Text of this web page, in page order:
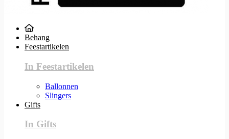
Behang
Feestartikelen
In Feestartikelen
Ballonnen
Slingers
Gifts
In Gifts